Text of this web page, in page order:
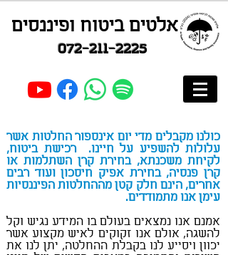
אלטים ביטוח ופיננסים
כולנו מקבלים מדי יום אינספור החלטות אשר
עלולות להשפיע על חיינו. רכישת ביטוח,
לקיחת משכנתא, בחירת קרן השתלמות או
קרן פנסיה, בחירת אפיק חיסכון ועוד רבים
אחרים, הינם חלק קטן מההחלטות הפיננסיות
עימן אנו מתמודדים.
אמנם אנו נמצאים בעולם בו המידע נגיש וקל
להשגה, אולם אנו זקוקים לאיש מקצוע אשר
יכוון ויסייע לנו בקבלת ההחלטה, יתן לנו את